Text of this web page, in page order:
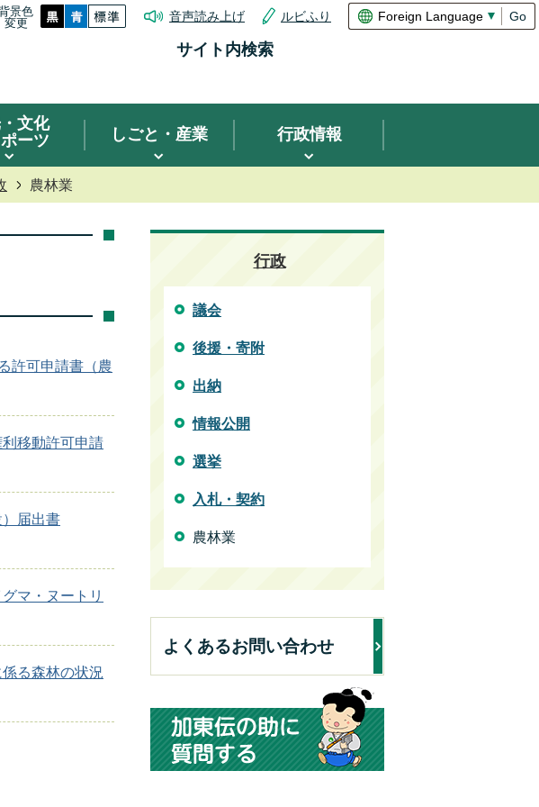
景色
変更
音声読み上げ ルビふり Go
サイト内検索
・文化
ポーツ
しごと・産業 行政情報
農林業
許可申請書（農
移動許可申請
届出書
マ・ヌートリ
る森林の状況
行政
議会
後援・寄附
出納
情報公開
選挙
入札・契約
農林業
よくあるお問い合わせ